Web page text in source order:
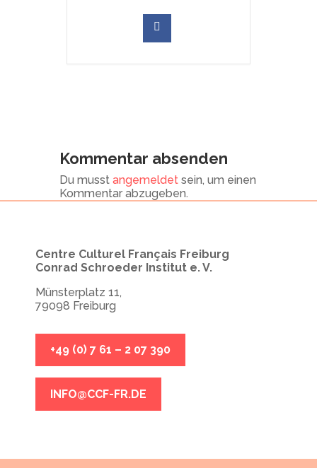
Kommentar absenden
Du musst angemeldet sein, um einen
Kommentar abzugeben.
Centre Culturel Français Freiburg
Conrad Schroeder Institut e. V.
Münsterplatz 11,
79098 Freiburg
+49 (0) 7 61 – 2 07 390
INFO@CCF-FR.DE